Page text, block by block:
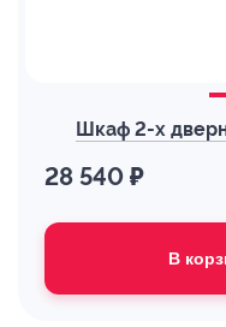
Шкаф 2-х
28 540 ₽
В